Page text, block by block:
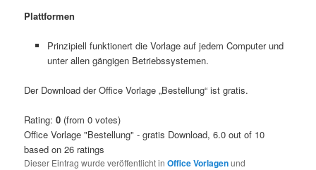
Plattformen
Prinzipiell funktionert die Vorlage auf jedem Computer und
unter allen gängigen Betriebssystemen.
Der Download der Office Vorlage „Bestellung“ ist gratis.
Rating:0 (from 0 votes)
Office Vorlage "Bestellung" - gratis Download,6.0 out of 10
based on26 ratings
Dieser Eintrag wurde veröffentlicht inOffice Vorlagenund